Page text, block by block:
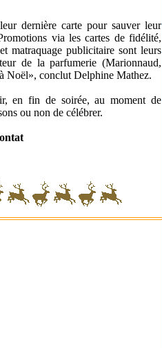
dernière carte pour sauver leur
via les cartes de fidélité,
matraquage publicitaire sont leurs
de la parfumerie (Marionnaud,
Noël», conclut Delphine Mathez.
en fin de soirée, au moment de
ou non de célébrer.